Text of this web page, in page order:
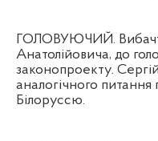
ГОЛОВУЮЧИЙ.
Анатолійовича, до
законопроекту.
аналогічного
Білоруссю.